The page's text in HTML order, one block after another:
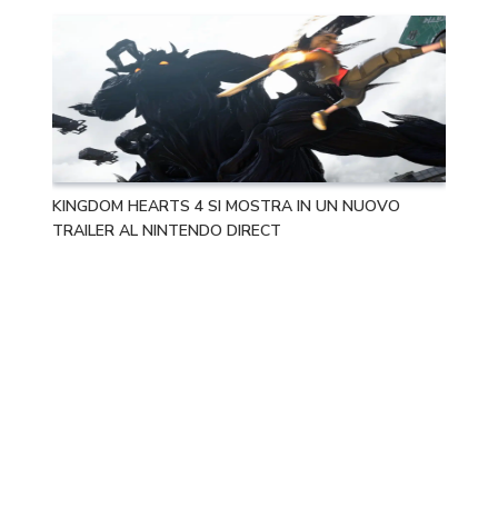
KINGDOM HEARTS 4 SI MOSTRA IN UN NUOVO
TRAILER AL NINTENDO DIRECT